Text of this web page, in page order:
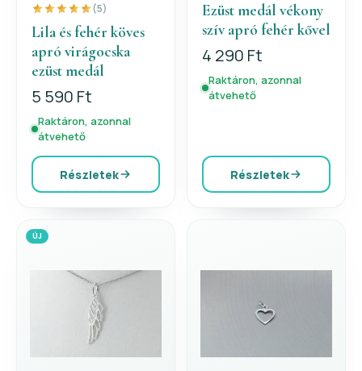
(5)
Lila és fehér köves
apró virágocska
ezüst medál
5 590 Ft
Raktáron, azonnal
átvehető
Részletek
Ezüst medál vékony
szív apró fehér kővel
4 290 Ft
Raktáron, azonnal
átvehető
Részletek
ÚJ